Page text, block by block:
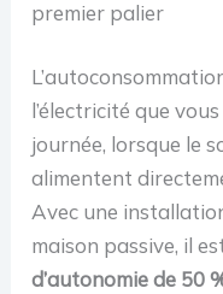
premier palier
l’électricité que
journée, lorsque le
alimentent
Avec une
maison passive, il
d’autonomie de 50